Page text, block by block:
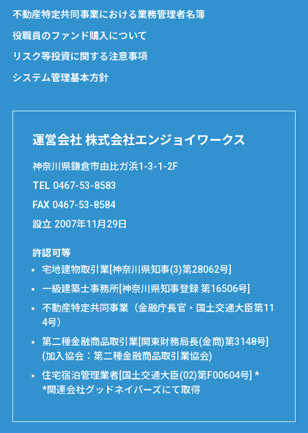
不動産特定共同事業における業務管理者名簿
役職員のファンド購入について
リスク等投資に関する注意事項
システム管理基本方針
運営会社 株式会社エンジョイワークス
神奈川県鎌倉市由比ガ浜1-3-1-2F
TEL 0467-53-8583
FAX 0467-53-8584
設立 2007年11月29日
許認可等
宅地建物取引業[神奈川県知事(3)第28062号]
一級建築士事務所[神奈川県知事登録 第16506号]
不動産特定共同事業（金融庁長官・国土交通大臣第11
4号）
第二種金融商品取引業[関東財務局長(金商)第3148号]
(加入協会：第二種金融商品取引業協会)
住宅宿泊管理業者[国土交通大臣(02)第F00604号] *
*関連会社グッドネイバーズにて取得